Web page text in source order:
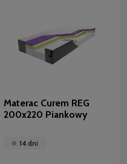
Materac Curem REG
200x220 Piankowy
14 dni